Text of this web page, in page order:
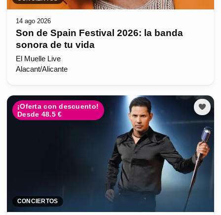
14 ago 2026
Son de Spain Festival 2026: la banda
sonora de tu vida
El Muelle Live
Alacant/Alicante
¡Oferta con descuento!
Desde 48.5 €
CONCIERTOS